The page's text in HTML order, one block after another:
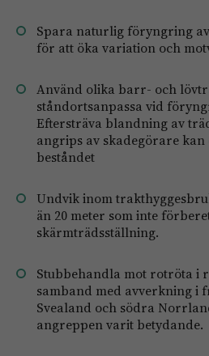
Spara naturlig föryngring
för att öka variation och
Använd olika barr- och
ståndortsanpassa vid
Eftersträva blandning av
angrips av skadegörare
beståndet
Undvik inom
än 20 meter som inte
skärmträdsställning.
Stubbehandla mot rotröta i
samband med avverkning i
Svealand och södra
angreppen varit betydande.